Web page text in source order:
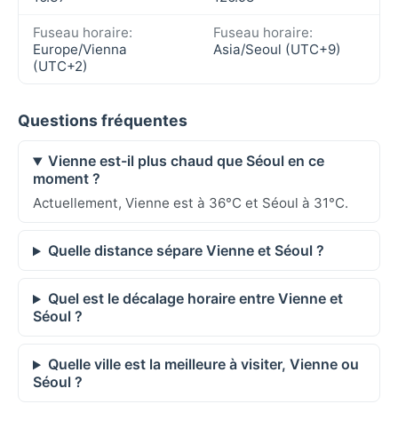
Fuseau horaire:
Europe/Vienna
(UTC+2)
Fuseau horaire:
Asia/Seoul (UTC+9)
Questions fréquentes
Vienne est-il plus chaud que Séoul en ce
moment ?
Actuellement, Vienne est à 36°C et Séoul à 31°C.
Quelle distance sépare Vienne et Séoul ?
Quel est le décalage horaire entre Vienne et
Séoul ?
Quelle ville est la meilleure à visiter, Vienne ou
Séoul ?